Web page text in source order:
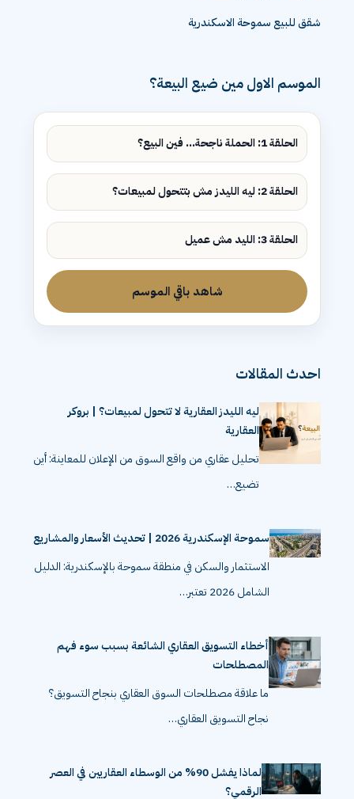
شقق للبيع سموحة الاسكندرية
الموسم الاول مين ضيع البيعة؟
الحلقة 1: الحملة ناجحة... فين البيع؟
الحلقة 2: ليه الليدز مش بتتحول لمبيعات؟
الحلقة 3: الليد مش عميل
شاهد باقي الموسم
احدث المقالات
ليه الليدز العقارية لا تتحول لمبيعات؟ | بروكر
العقارية
تحليل عقاري من واقع السوق من الإعلان للمعاينة: أين
تضيع…
سموحة الإسكندرية 2026 | تحديث الأسعار والمشاريع
الاستثمار والسكن في منطقة سموحة بالإسكندرية: الدليل
الشامل 2026 تعتبر…
أخطاء التسويق العقاري الشائعة بسبب سوء فهم
المصطلحات
ما علاقة مصطلحات السوق العقاري بنجاح التسويق؟
نجاح التسويق العقاري…
لماذا يفشل 90% من الوسطاء العقاريين في العصر
الرقمي؟